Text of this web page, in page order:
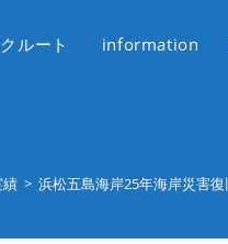
ルート information
績 > 浜松五島海岸25年海岸災害